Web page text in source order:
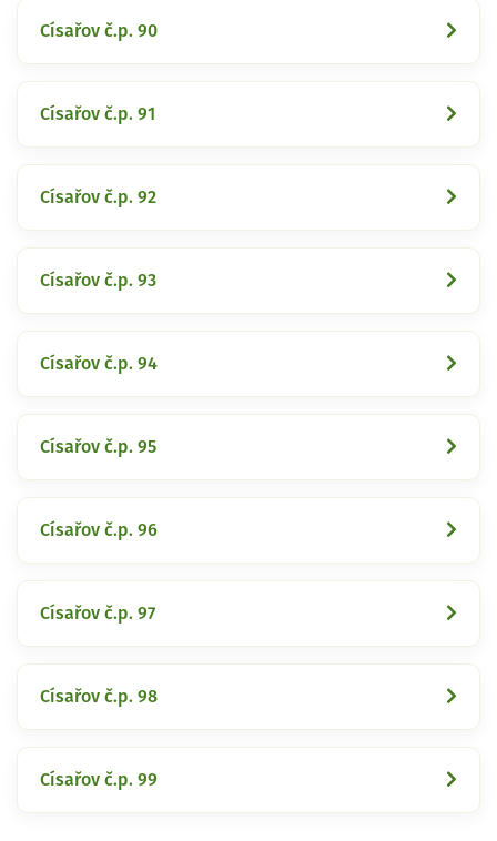
Císařov č.p. 90
Císařov č.p. 91
Císařov č.p. 92
Císařov č.p. 93
Císařov č.p. 94
Císařov č.p. 95
Císařov č.p. 96
Císařov č.p. 97
Císařov č.p. 98
Císařov č.p. 99